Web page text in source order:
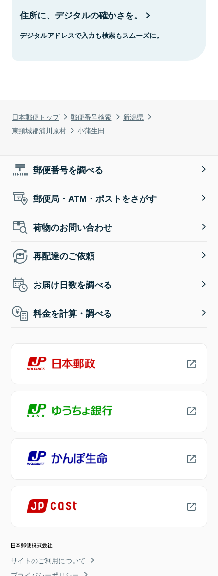
日本郵便トップ 郵便番号検索
新潟県
東頸城郡浦川原村
小蒲生田
住所に、デジタルの確かさを。
デジタルアドレスで入力も検索もスムーズに。
郵便番号を調べる
郵便局・ATM・ポストをさがす
荷物のお問い合わせ
再配達のご依頼
お届け日数を調べる
料金を計算・調べる
サイトのご利用について